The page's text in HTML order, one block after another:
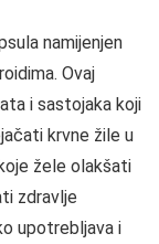
namijenjen
Ovaj
i sastojaka koji
krvne žile u
žele olakšati
zdravlje
upotrebljava i